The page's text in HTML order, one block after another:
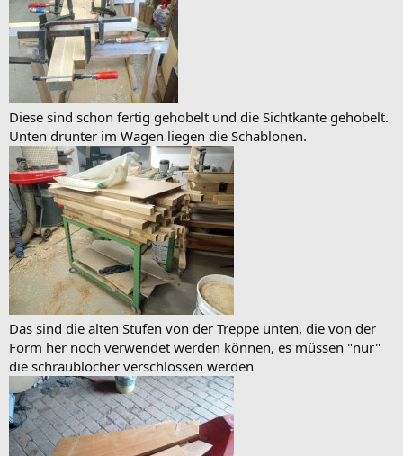
Diese sind schon fertig gehobelt und die Sichtkante gehobelt.
Unten drunter im Wagen liegen die Schablonen.
Das sind die alten Stufen von der Treppe unten, die von der
Form her noch verwendet werden können, es müssen "nur"
die schraublöcher verschlossen werden